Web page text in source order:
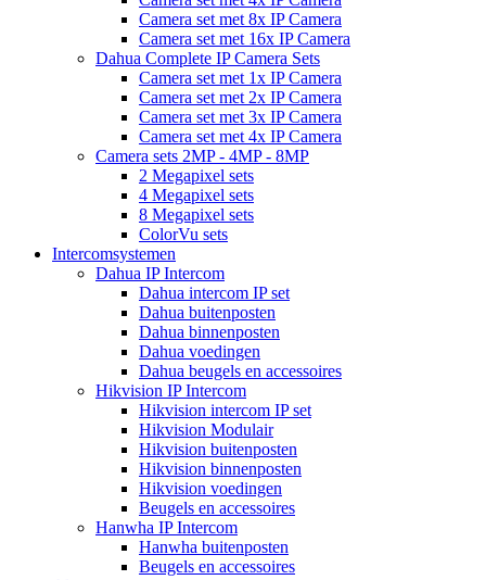
Camera set met 8x IP Camera
Camera set met 16x IP Camera
Dahua Complete IP Camera Sets
Camera set met 1x IP Camera
Camera set met 2x IP Camera
Camera set met 3x IP Camera
Camera set met 4x IP Camera
Camera sets 2MP - 4MP - 8MP
2 Megapixel sets
4 Megapixel sets
8 Megapixel sets
ColorVu sets
Intercomsystemen
Dahua IP Intercom
Dahua intercom IP set
Dahua buitenposten
Dahua binnenposten
Dahua voedingen
Dahua beugels en accessoires
Hikvision IP Intercom
Hikvision intercom IP set
Hikvision Modulair
Hikvision buitenposten
Hikvision binnenposten
Hikvision voedingen
Beugels en accessoires
Hanwha IP Intercom
Hanwha buitenposten
Beugels en accessoires